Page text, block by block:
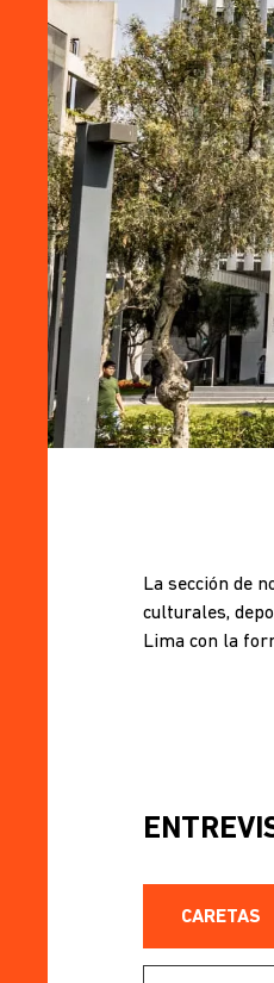
La sección de
culturales,
Lima con la
CARETAS